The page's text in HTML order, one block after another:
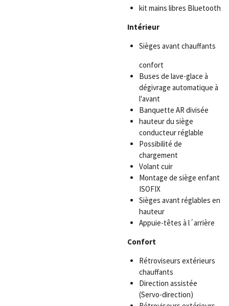
kit mains libres Bluetooth
Intérieur
Sièges avant chauffants
confort
Buses de lave-glace à
dégivrage automatique à
l'avant
Banquette AR divisée
hauteur du siège
conducteur réglable
Possibilité de
chargement
Volant cuir
Montage de siège enfant
ISOFIX
Sièges avant réglables en
hauteur
Appuie-têtes à l´arrière
Confort
Rétroviseurs extérieurs
chauffants
Direction assistée
(Servo-direction)